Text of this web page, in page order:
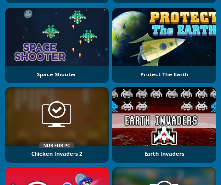
Space Shooter Protect The Earth
NÜR FÜR PC
Chicken Invaders 2 Earth Invaders